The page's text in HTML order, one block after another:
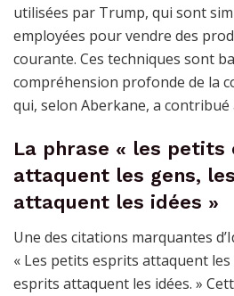
utilisées par Trump, qui sont
employées pour vendre des
courante. Ces techniques sont
compréhension profonde de la
qui, selon Aberkane, a contribué
La phrase « les petits
attaquent les gens,
attaquent les idées »
Une des citations marquantes
« Les petits esprits attaquent
esprits attaquent les idées. »